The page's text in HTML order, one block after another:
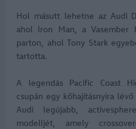
Hol másutt lehetne az Audi
ahol Iron Man, a Vasember
parton, ahol Tony Stark
tartotta.
A legendás Pacific Coast
csupán egy kőhajításnyira
Audi legújabb,
modelljét, amely